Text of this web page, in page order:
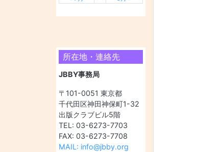
所在地・連絡先
JBBY事務局
〒101-0051 東京都
千代田区神田神保町1-32
出版クラブビル5階
TEL: 03-6273-7703
FAX: 03-6273-7708
MAIL: info@jbby.org